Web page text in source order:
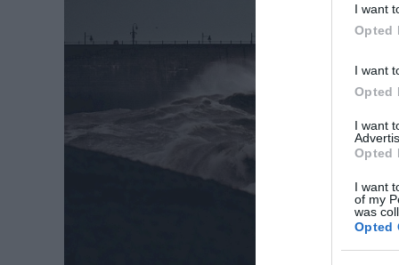
I want
Opted
I want
Opted
I want
Opted
I want
of my
was
Opted